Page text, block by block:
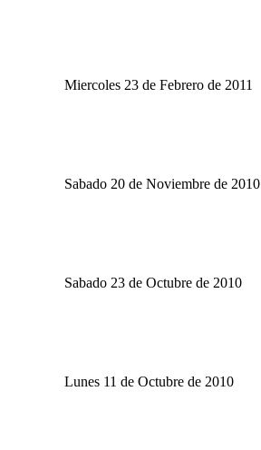
Miercoles 23 de Febrero de 2011
Sabado 20 de Noviembre de 2010
Sabado 23 de Octubre de 2010
Lunes 11 de Octubre de 2010